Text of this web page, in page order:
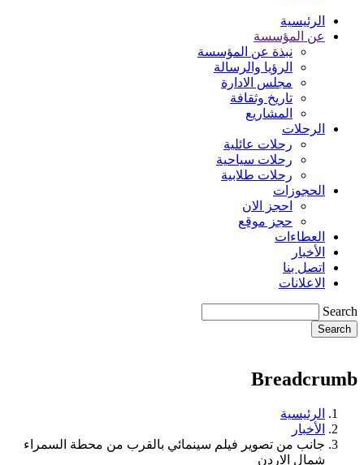
الرئيسية
عن المؤسسة
نبذة عن المؤسسة
الرؤيا والرسالة
مجلس الادارة
تاريخ وثقافة
المشاريع
الرحلات
رحلات عائلية
رحلات سياحية
رحلات طلابية
الحجوزات
احجز الان
حجز موقع
العطاءات
الأخبار
اتصل بنا
الاعلانات
Search
Breadcrumb
الرئيسية
الأخبار
جانب من تصوير فيلم سينمائي بالقرب من محطة السمراء
شمال الاردن